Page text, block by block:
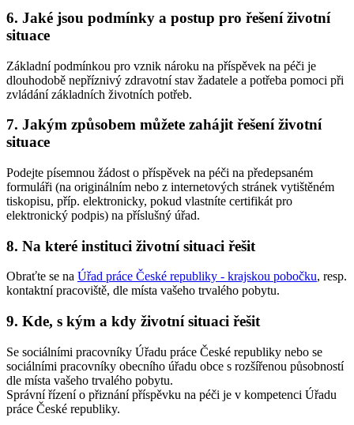
6. Jaké jsou podmínky a postup pro řešení životní
situace
Základní podmínkou pro vznik nároku na příspěvek na péči je
dlouhodobě nepříznivý zdravotní stav žadatele a potřeba pomoci při
zvládání základních životních potřeb.
7. Jakým způsobem můžete zahájit řešení životní
situace
Podejte písemnou žádost o příspěvek na péči na předepsaném
formuláři (na originálním nebo z internetových stránek vytištěném
tiskopisu, příp. elektronicky, pokud vlastníte certifikát pro
elektronický podpis) na příslušný úřad.
8. Na které instituci životní situaci řešit
Obraťte se na Úřad práce České republiky - krajskou pobočku, resp.
kontaktní pracoviště, dle místa vašeho trvalého pobytu.
9. Kde, s kým a kdy životní situaci řešit
Se sociálními pracovníky Úřadu práce České republiky nebo se
sociálními pracovníky obecního úřadu obce s rozšířenou působností
dle místa vašeho trvalého pobytu.
Správní řízení o přiznání příspěvku na péči je v kompetenci Úřadu
práce České republiky.